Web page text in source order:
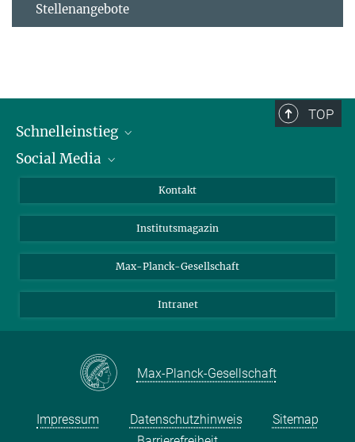
Stellenangebote
TOP
Schnelleinstieg
Alumni
Schulen
Studierende
Social Media
Facebook
YouTube
Kontakt
Institutsmagazin
Max-Planck-Gesellschaft
Intranet
Max-Planck-Gesellschaft
Impressum Datenschutzhinweis
Sitemap